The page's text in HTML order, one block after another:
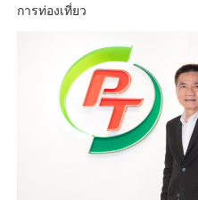
การท่องเที่ยว